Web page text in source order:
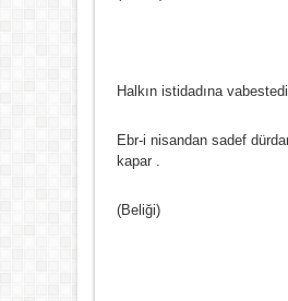
Halkın istidadına
Ebr-i nisandan sadef
kapar .
(Beliği)